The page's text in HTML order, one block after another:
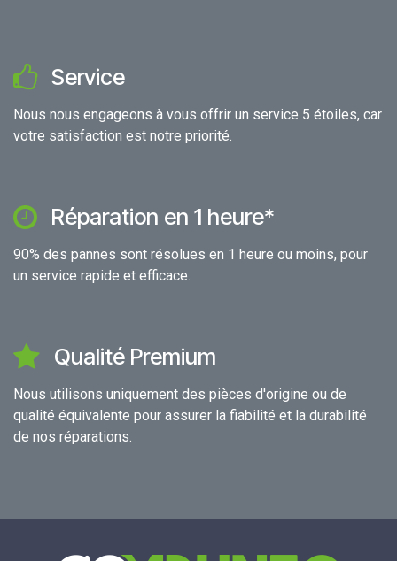
Service
Nous nous engageons à vous offrir un service 5 étoiles, car
votre satisfaction est notre priorité.
Réparation en 1 heure*
90% des pannes sont résolues en 1 heure ou moins, pour
un service rapide et efficace.
Qualité Premium
Nous utilisons uniquement des pièces d'origine ou de
qualité équivalente pour assurer la fiabilité et la durabilité
de nos réparations.